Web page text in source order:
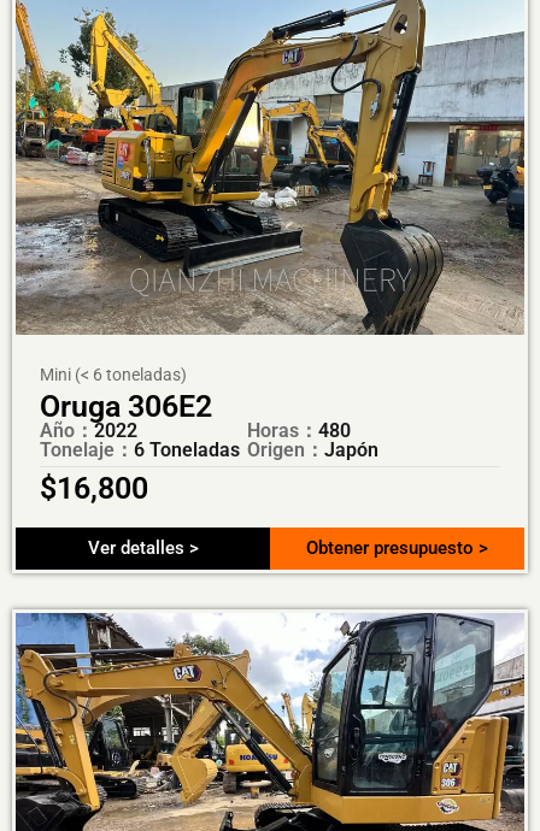
Mini (< 6 toneladas)
Oruga 306E2
Año：2022
Tonelaje： 6 Toneladas
Horas： 480
Origen： Japón
$16,800
Ver detalles > Obtener presupuesto >